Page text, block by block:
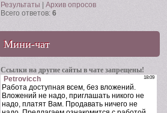
Результаты
Архив опросов
Всего ответов: 6
Мини-чат
Ссылки на другие сайты в чате запрещены!